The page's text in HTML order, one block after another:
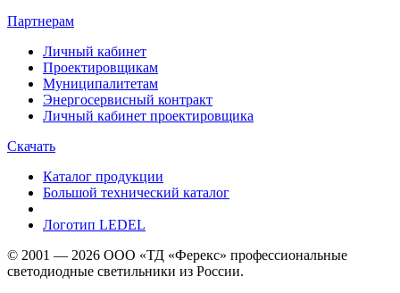
Партнерам
Личный кабинет
Проектировщикам
Муниципалитетам
Энергосервисный контракт
Личный кабинет проектировщика
Скачать
Каталог продукции
Большой технический каталог
Логотип LEDEL
© 2001 — 2026 ООО «ТД «Ферекс» профессиональные
светодиодные светильники из России.